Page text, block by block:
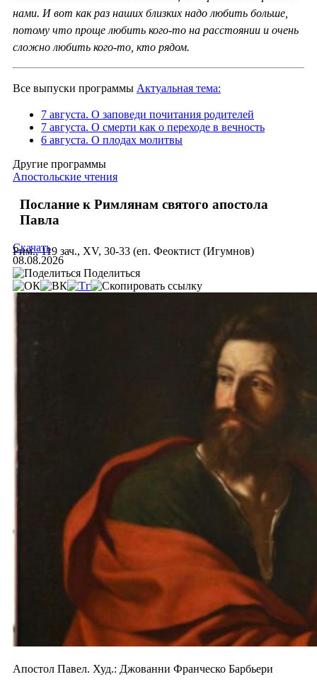
нами. И вот как раз наших близких надо любить больше,
потому что проще любить кого-то на расстоянии и очень
сложно любить кого-то, кто рядом.
Все выпуски программы Актуальная тема:
7 августа. О заповеди почитания родителей
7 августа. О смерти как о переходе в вечность
6 августа. О плодах молитвы
Другие программы
Апостольские чтения
Послание к Римлянам святого апостола
Павла
Рим., 119 зач., XV, 30-33 (еп. Феоктист (Игумнов)
Скачать
08.08.2026
Поделиться
Апостол Павел. Худ.: Джованни Франческо Барбьери